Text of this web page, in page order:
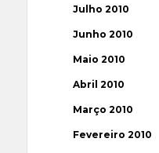
Julho 2010
Junho 2010
Maio 2010
Abril 2010
Março 2010
Fevereiro 2010